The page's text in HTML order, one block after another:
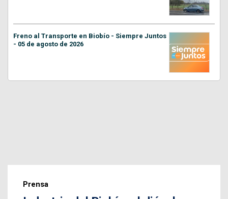
Freno al Transporte en Biobío - Siempre Juntos
- 05 de agosto de 2026
Prensa